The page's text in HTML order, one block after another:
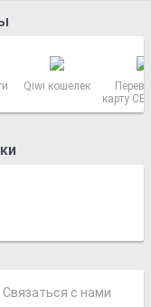
Qiwi кошелек
карту
Связаться с нами